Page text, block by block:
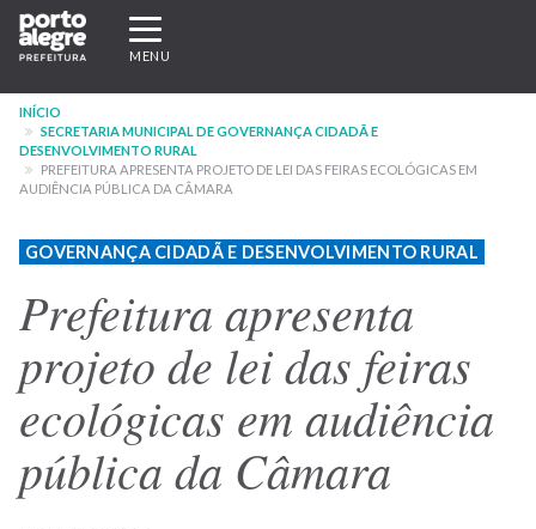
Pular
para
conteúdo
principal
Expandir/recolher
navegação
MENU
INÍCIO
SECRETARIA MUNICIPAL DE GOVERNANÇA CIDADÃ E
DESENVOLVIMENTO RURAL
PREFEITURA APRESENTA PROJETO DE LEI DAS FEIRAS ECOLÓGICAS EM
AUDIÊNCIA PÚBLICA DA CÂMARA
GOVERNANÇA CIDADÃ E DESENVOLVIMENTO RURAL
Prefeitura apresenta
projeto de lei das feiras
ecológicas em audiência
pública da Câmara